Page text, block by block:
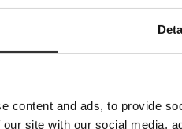
content and ads, to provide
site with our social media,
Prenumerera på vårt